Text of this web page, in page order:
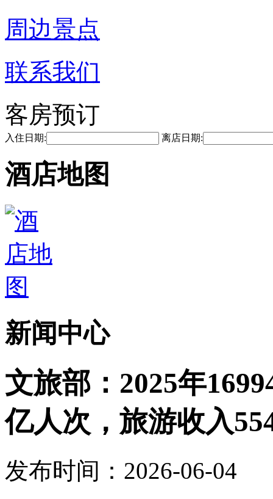
周边景点
联系我们
客房预订
入住日期: 离店日期:
酒店地图
新闻中心
文旅部：2025年
亿人次，旅游收入
发布时间：2026-06-04